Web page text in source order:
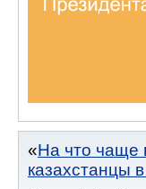
На что чаще
казахстанцы